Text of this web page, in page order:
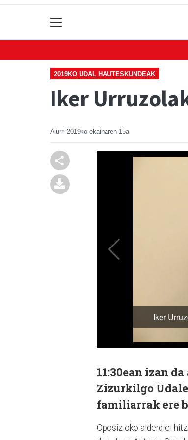
2019KO UDAL HAUTESKUNDEAK
Iker
Aiurri 2019ko ekainaren 15a
11:30ean izan
Zizurkilgo
familiarrak ere
Oposizioko alderdiei